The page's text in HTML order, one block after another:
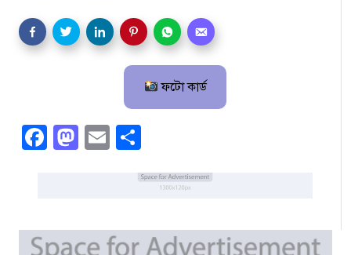
ফটো কার্ড
Facebook
Mastodon
Email